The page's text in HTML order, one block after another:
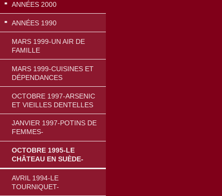
ANNÉES 2000
ANNÉES 1990
MARS 1999-UN AIR DE
FAMILLE
MARS 1999-CUISINES ET
DÉPENDANCES
OCTOBRE 1997-ARSENIC
ET VIEILLES DENTELLES
JANVIER 1997-POTINS DE
FEMMES-
OCTOBRE 1995-LE
CHÂTEAU EN SUÈDE-
AVRIL 1994-LE
TOURNIQUET-